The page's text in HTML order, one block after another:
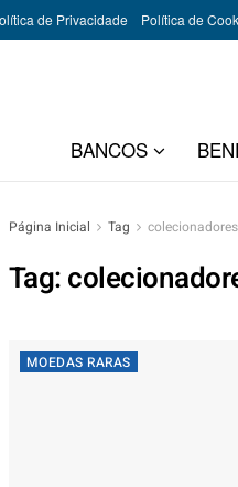
de Privacidade Política de
BANCOS
Página Inicial Tag colecionadores
Tag:
MOEDAS RARAS